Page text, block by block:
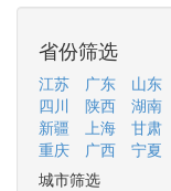
省份筛选
江苏 广东 山东
四川
陕西 湖南
新疆
上海 甘肃
重庆
广西 宁夏
城市筛选